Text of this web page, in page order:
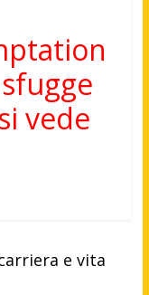
vede
e vita